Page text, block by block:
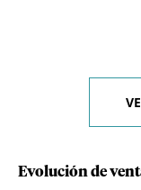
Evolución de